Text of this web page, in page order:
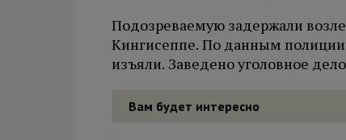
Подозреваемую задержали
Кингисеппе. По данным
изъяли. Заведено уголовное
Вам будет интересно